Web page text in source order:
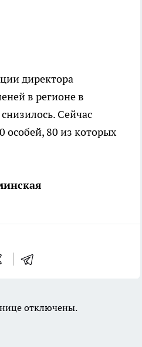
директора
в регионе в
Сейчас
особей, 80 из которых
отключены.